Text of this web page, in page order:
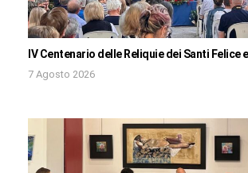
IV Centenario delle Reliquie dei Santi Felice
7 Agosto 2026